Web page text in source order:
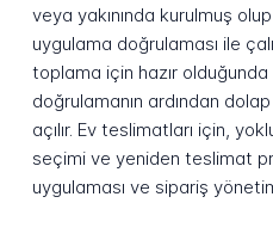
veya yakınında kurulmuş
uygulama doğrulaması ile
toplama için hazır olduğunda
doğrulamanın ardından
açılır. Ev teslimatları için,
seçimi ve yeniden teslimat
uygulaması ve sipariş